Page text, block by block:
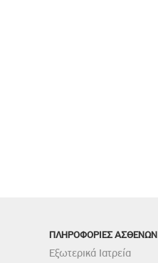
ΠΛΗΡΟΦΟΡΙΕΣ ΑΣΘΕΝΩΝ
Εξωτερικά Ιατρεία